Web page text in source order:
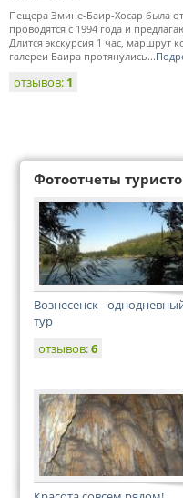
Пещера Эмине-Баир-Хосар была
проводятся с 1994 года и
Длится экскурсия 1 час, маршрут
галереи Баира протянулись...
отзывов: 1
Фотоотчеты
Вознесенск -
тур
отзывов:6